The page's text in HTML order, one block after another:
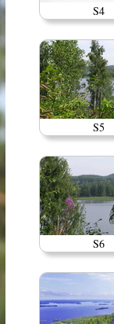
S4
S5
S6